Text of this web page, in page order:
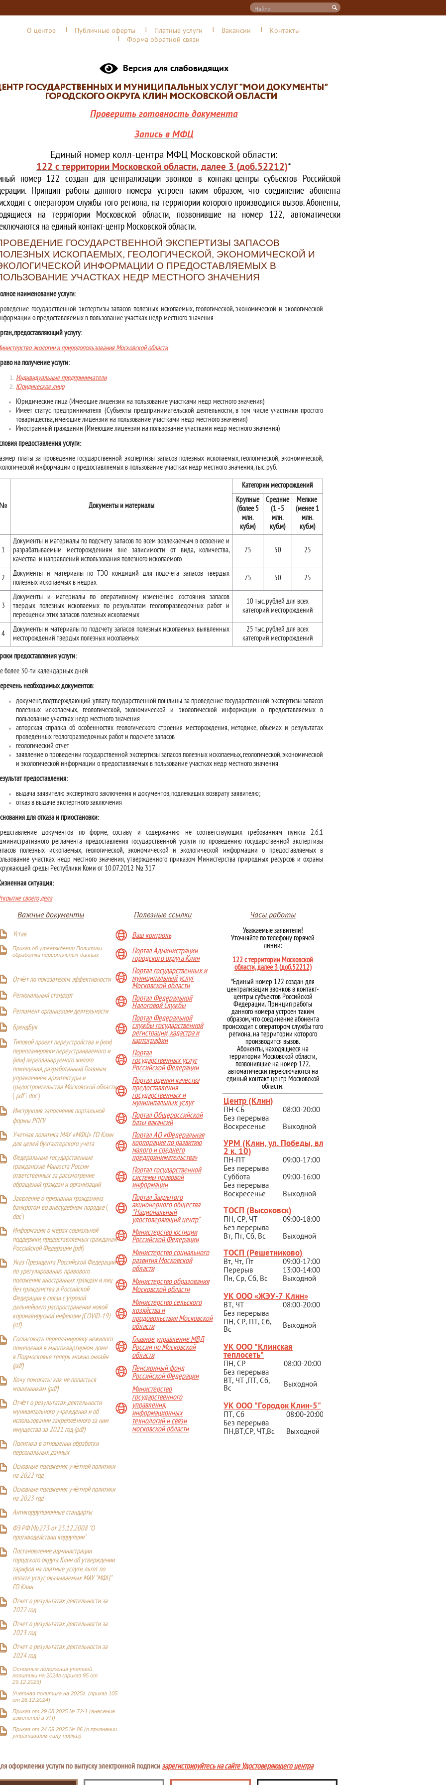
О центре Публичные оферты Платные услуги Вакансии
Контакты
Форма обратной связи
Версия для слабовидящих
Проверить готовность документа
Запись в МФЦ
Единый номер колл-центра МФЦ Московской области:
122 с территории Московской области, далее 3 (доб.52212)*
номер 122 создан для централизации звонков в контакт-центры субъектов Российской
Принцип работы данного номера устроен таким образом, что соединение абонента
с оператором службы того региона, на территории которого производится вызов. Абоненты,
на территории Московской области, позвонившие на номер 122, автоматически
на единый контакт-центр Московской области.
ГОСУДАРСТВЕННОЙ ЭКСПЕРТИЗЫ ЗАПАСОВ
ИСКОПАЕМЫХ, ГЕОЛОГИЧЕСКОЙ, ЭКОНОМИЧЕСКОЙ И
ИНФОРМАЦИИ О ПРЕДОСТАВЛЯЕМЫХ В
УЧАСТКАХ НЕДР МЕСТНОГО ЗНАЧЕНИЯ
наименование услуги:
государственной экспертизы запасов полезных ископаемых, геологической, экономической и экологической
о предоставляемых в пользование участках недр местного значения
предоставляющий услугу:
экологии и природопользования Московской области
на получение услуги:
Индивидуальные предприниматели
Юридическое лицо
Юридические лица (Имеющие лицензии на пользование участками недр местного значения)
Имеет статус предпринимателя (Субъекты предпринимательской деятельности, в том числе участники простого
товарищества, имеющие лицензии на пользование участками недр местного значения)
Иностранный гражданин (Имеющие лицензии на пользование участками недр местного значения)
предоставления услуги:
платы за проведение государственной экспертизы запасов полезных ископаемых, геологической, экономической,
информации о предоставляемых в пользование участках недр местного значения, тыс. руб.
Документы и материалы
Категории месторождений
Крупные
(более 5
млн.
куб.м)
Средние
(1 - 5
млн.
куб.м)
Мелкие
(менее 1
млн.
куб.м)
1
Документы и материалы по подсчету запасов по всем вовлекаемым в освоение и
разрабатываемым месторождениям вне зависимости от вида, количества,
качества и направлений использования полезного ископаемого
75 50 25
2
Документы и материалы по ТЭО кондиций для подсчета запасов твердых
полезных ископаемых в недрах
75 50 25
3
Документы и материалы по оперативному изменению состояния запасов
твердых полезных ископаемых по результатам геологоразведочных работ и
переоценки этих запасов полезных ископаемых
10 тыс. рублей для всех
категорий месторождений
4
Документы и материалы по подсчету запасов полезных ископаемых выявленных
месторождений твердых полезных ископаемых
25 тыс. рублей для всех
категорий месторождений
предоставления услуги:
более 30-ти календарных дней
необходимых документов:
документ, подтверждающий уплату государственной пошлины за проведение государственной экспертизы запасов
полезных ископаемых, геологической, экономической и экологической информации о предоставляемых в
пользование участках недр местного значения
авторская справка об особенностях геологического строения месторождения, методике, объемах и результатах
проведенных геологоразведочных работ и подсчете запасов
геологический отчет
заявление о проведении государственной экспертизы запасов полезных ископаемых, геологической, экономической
и экологической информации о предоставляемых в пользование участках недр местного значения
предоставления:
выдача заявителю экспертного заключения и документов, подлежащих возврату заявителю;
отказ в выдаче экспертного заключения
для отказа и приостановки:
документов по форме, составу и содержанию не соответствующих требованиям пункта 2.6.1
регламента предоставления государственной услуги по проведению государственной экспертизы
полезных ископаемых, геологической, экономической и экологической информации о предоставляемых в
участках недр местного значения, утвержденного приказом Министерства природных ресурсов и охраны
среды Республики Коми от 10.07.2012 № 317
ситуация:
своего дела
Важные документы
Устав
Приказ об утверждении Политики
обработки персональных данных
Отчёт по показателям эффективности
Региональный стандарт
Регламент организации деятельности
БрендБук
Типовой проект переустройства и (или)
перепланировки переустраиваемого и
(или) перепланируемого жилого
помещения, разработанный Главным
управлением архитектуры и
градостроительства Московской области
(pdf| doc)
Инструкция заполнения портальной
формы РПГУ
Учетная политика МАУ «МФЦ» ГО Клин
для целей бухгалтерского учета
Федеральные государственные
гражданские Минюста России
ответственных за рассмотрение
обращений граждан и организаций
Заявление о признании гражданина
банкротом во внесудебном порядке(
doc)
Информация о мерах социальной
поддержки, предоставляемых гражданам
Российской Федерации (pdf)
Указ Президента Российской Федерации
по урегулированию правового
положения иностранных граждан и лиц
без гражданства в Российской
Федерации в связи с угрозой
дальнейшего распространения новой
коронавирусной инфекции (COVID-19)
(rtf)
Согласовать перепланировку нежилого
помещения в многоквартирном доме
в Подмосковье теперь можно онлайн
(pdf)
Хочу помогать: как не попасться
мошенникам (pdf)
Отчёт о результатах деятельности
муниципального учреждения и об
использовании закреплённого за ним
имущества за 2021 год (pdf)
Политика в отношении обработки
персональных данных
Основные положения учётной политики
на 2022 год
Основные положения учётной политики
на 2023 год
Антикоррупционные стандарты
ФЗ РФ №273 от 25.12.2008 "О
противодействии коррупции"
Постановление администрации
городского округа Клин об утверждении
тарифов на платные услуги, льгот по
оплате услуг, оказываемых МАУ "МФЦ"
ГО Клин
Отчет о результатах деятельности за
2022 год
Отчет о результатах деятельности за
2023 год
Отчет о результатах деятельности за
2024 год
Основные положения учетной
политики на 2024г (приказ 95 от
29.12.2023)
Учетная политика на 2025г. (приказ 105
от 28.12.2024)
Приказ от 29.08.2025 № 72-1 (внесение
изменений в УП)
Приказ от 24.09.2025 № 86 (о признании
утратившим силу приказ)
Полезные ссылки
Ваш контроль
Портал Администрации
городского округа Клин
Портал государственных и
муниципальный услуг
Московской области
Портал Федеральной
Налоговой Службы
Портал Федеральной
службы государственной
регистрации, кадастра и
картографии
Портал
государственных услуг
Российской Федерации
Портал оценки качества
предоставления
государственных и
муниципальных услуг
Портал Общероссийской
базы вакансий
Портал АО «Федеральная
корпорация по развитию
малого и среднего
предпринимательства»
Портал государственной
системы правовой
информации
Портал Закрытого
акционерного общества
"Национальный
удостоверяющий центр"
Министерство юстиции
Российской Федерации
Министерство социального
развития Московской
области
Министерство образования
Московской области
Министерство сельского
хозяйства и
продовольствия Московской
области
Главное управление МВД
России по Московской
области
Пенсионный фонд
Российской Федерации
Министерство
государственного
управления,
информационных
технологий и связи
московской области
Часы работы
Уважаемые заявители!
Уточняйте по телефону горячей
линии:
122 с территории Московской
области, далее 3 (доб.52212)
*Единый номер 122 создан для
централизации звонков в контакт-
центры субъектов Российской
Федерации. Принцип работы
данного номера устроен таким
образом, что соединение абонента
происходит с оператором службы того
региона, на территории которого
производится вызов.
Абоненты, находящиеся на
территории Московской области,
позвонившие на номер 122,
автоматически переключаются на
единый контакт-центр Московской
области.
Центр (Клин)
ПН-СБ
08:00-20:00
Без перерыва
Воскресенье
Выходной
УРМ (Клин, ул. Победы, вл.
2 к. 10)
ПН-ПТ
09:00-17:00
Без перерыва
Суббота
09:00-16:00
Без перерыва
Воскресенье
Выходной
ТОСП (Высоковск)
ПН, СР, ЧТ
09:00-18:00
Без перерыва
Вт, Пт, Сб, Вс
Выходной
ТОСП (Решетниково)
Вт, Чт, Пт
09:00-17:00
Перерыв
13:00-14:00
Пн, Ср, Сб, Вс
Выходной
УК ООО «ЖЭУ-7 Клин»
ВТ, ЧТ
08:00-20:00
Без перерыва
ПН, СР, ПТ, Сб,
Вс Выходной
УК ООО "Клинская
теплосеть"
ПН, СР
08:00-20:00
Без перерыва
ВТ, ЧТ ,ПТ, Сб,
Вс Выходной
УК ООО "Городок Клин-5"
ПТ, Сб
08:00-20:00
Без перерыва
ПН,ВТ,СР, ЧТ,Вс Выходной
оформления услуги по выпуску электронной подписизарегистрируйтесь на сайте Удостоверяющего центра